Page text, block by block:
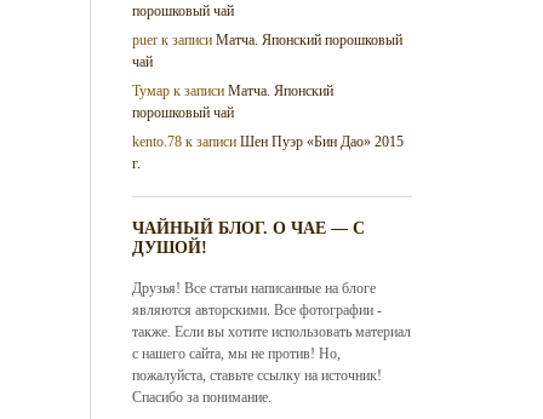
порошковый чай
puer к записиМатча. Японский порошковый
чай
Тумар к записиМатча. Японский
порошковый чай
kento.78 к записиШен Пуэр «Бин Дао» 2015
г.
ЧАЙНЫЙ БЛОГ. О ЧАЕ — С
ДУШОЙ!
Друзья! Все статьи написанные на блоге
являются авторскими. Все фотографии -
также. Если вы хотите использовать материал
с нашего сайта, мы не против! Но,
пожалуйста, ставьте ссылку на источник!
Спасибо за понимание.